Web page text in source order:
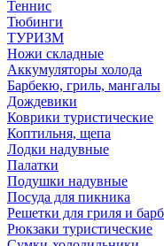
Теннис
Тюбинги
ТУРИЗМ
Ножи складные
Аккумуляторы холода
Барбекю, гриль, мангалы
Дождевики
Коврики туристические
Коптильня, щепа
Лодки надувные
Палатки
Подушки надувные
Посуда для пикника
Решетки для гриля и
Рюкзаки туристические